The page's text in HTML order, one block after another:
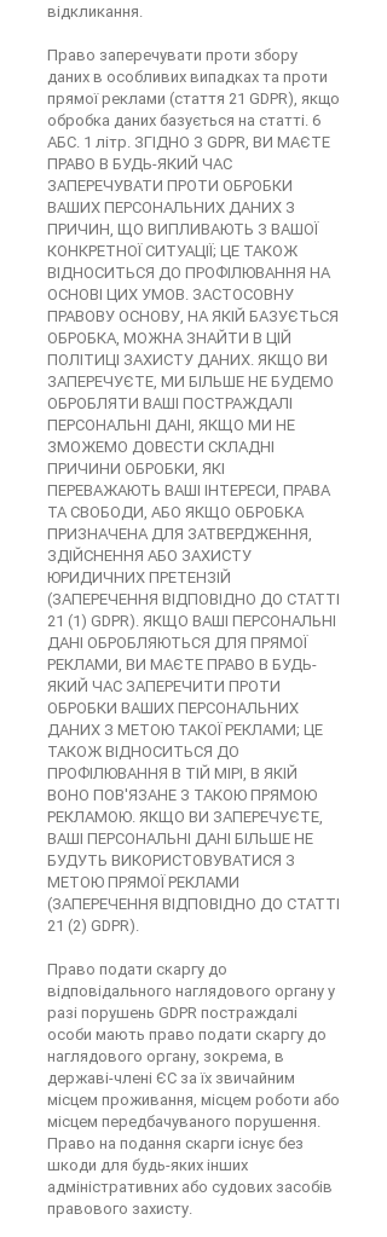
відкликання.
Право заперечувати проти збору
даних в особливих випадках та проти
прямої реклами (стаття 21 GDPR), якщо
обробка даних базується на статті. 6
АБС. 1 літр. ЗГІДНО З GDPR, ВИ МАЄТЕ
ПРАВО В БУДЬ-ЯКИЙ ЧАС
ЗАПЕРЕЧУВАТИ ПРОТИ ОБРОБКИ
ВАШИХ ПЕРСОНАЛЬНИХ ДАНИХ З
ПРИЧИН, ЩО ВИПЛИВАЮТЬ З ВАШОЇ
КОНКРЕТНОЇ СИТУАЦІЇ; ЦЕ ТАКОЖ
ВІДНОСИТЬСЯ ДО ПРОФІЛЮВАННЯ НА
ОСНОВІ ЦИХ УМОВ. ЗАСТОСОВНУ
ПРАВОВУ ОСНОВУ, НА ЯКІЙ БАЗУЄТЬСЯ
ОБРОБКА, МОЖНА ЗНАЙТИ В ЦІЙ
ПОЛІТИЦІ ЗАХИСТУ ДАНИХ. ЯКЩО ВИ
ЗАПЕРЕЧУЄТЕ, МИ БІЛЬШЕ НЕ БУДЕМО
ОБРОБЛЯТИ ВАШІ ПОСТРАЖДАЛІ
ПЕРСОНАЛЬНІ ДАНІ, ЯКЩО МИ НЕ
ЗМОЖЕМО ДОВЕСТИ СКЛАДНІ
ПРИЧИНИ ОБРОБКИ, ЯКІ
ПЕРЕВАЖАЮТЬ ВАШІ ІНТЕРЕСИ, ПРАВА
ТА СВОБОДИ, АБО ЯКЩО ОБРОБКА
ПРИЗНАЧЕНА ДЛЯ ЗАТВЕРДЖЕННЯ,
ЗДІЙСНЕННЯ АБО ЗАХИСТУ
ЮРИДИЧНИХ ПРЕТЕНЗІЙ
(ЗАПЕРЕЧЕННЯ ВІДПОВІДНО ДО СТАТТІ
21 (1) GDPR). ЯКЩО ВАШІ ПЕРСОНАЛЬНІ
ДАНІ ОБРОБЛЯЮТЬСЯ ДЛЯ ПРЯМОЇ
РЕКЛАМИ, ВИ МАЄТЕ ПРАВО В БУДЬ-
ЯКИЙ ЧАС ЗАПЕРЕЧИТИ ПРОТИ
ОБРОБКИ ВАШИХ ПЕРСОНАЛЬНИХ
ДАНИХ З МЕТОЮ ТАКОЇ РЕКЛАМИ; ЦЕ
ТАКОЖ ВІДНОСИТЬСЯ ДО
ПРОФІЛЮВАННЯ В ТІЙ МІРІ, В ЯКІЙ
ВОНО ПОВ'ЯЗАНЕ З ТАКОЮ ПРЯМОЮ
РЕКЛАМОЮ. ЯКЩО ВИ ЗАПЕРЕЧУЄТЕ,
ВАШІ ПЕРСОНАЛЬНІ ДАНІ БІЛЬШЕ НЕ
БУДУТЬ ВИКОРИСТОВУВАТИСЯ З
МЕТОЮ ПРЯМОЇ РЕКЛАМИ
(ЗАПЕРЕЧЕННЯ ВІДПОВІДНО ДО СТАТТІ
21 (2) GDPR).
Право подати скаргу до
відповідального наглядового органу у
разі порушень GDPR постраждалі
особи мають право подати скаргу до
наглядового органу, зокрема, в
державі-члені ЄС за їх звичайним
місцем проживання, місцем роботи або
місцем передбачуваного порушення.
Право на подання скарги існує без
шкоди для будь-яких інших
адміністративних або судових засобів
правового захисту.